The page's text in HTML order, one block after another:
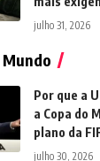
julho 31, 2026
Mundo
Por que a
a Copa do
plano da
julho 30, 2026